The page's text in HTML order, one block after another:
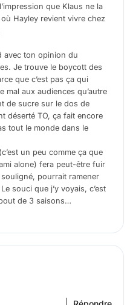
que Klaus ne la
Hayley revient vivre chez
avec ton opinion du
Je trouve le boycott des
que c’est pas ça qui
mal aux audiences qu’autre
de sucre sur le dos de
déserté TO, ça fait encore
tout le monde dans le
un peu comme ça que
alone) fera peut-être fuir
souligné, pourrait ramener
souci que j’y voyais, c’est
de 3 saisons…